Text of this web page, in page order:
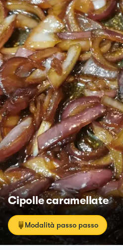
Cipolle caramellate
Modalità passo passo